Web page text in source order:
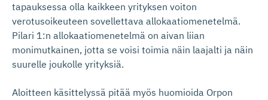
tapauksessa olla kaikkeen yrityksen voiton
verotusoikeuteen sovellettava allokaatiomenetelmä.
Pilari 1:n allokaatiomenetelmä on aivan liian
monimutkainen, jotta se voisi toimia näin laajalti ja näin
suurelle joukolle yrityksiä.
Aloitteen käsittelyssä pitää myös huomioida Orpon